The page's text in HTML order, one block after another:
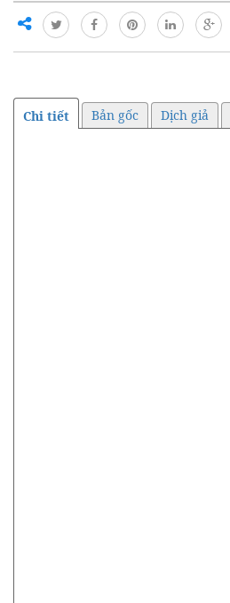
Chi tiết Bản gốc Dịch giả